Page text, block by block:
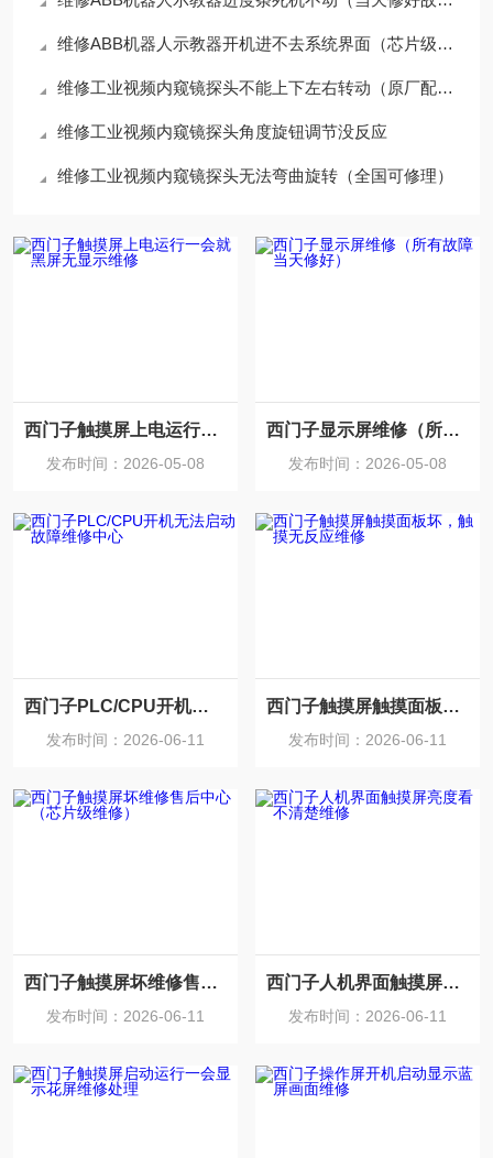
维修ABB机器人示教器开机进不去系统界面（芯片级修理）
维修工业视频内窥镜探头不能上下左右转动（原厂配件修理）
维修工业视频内窥镜探头角度旋钮调节没反应
维修工业视频内窥镜探头无法弯曲旋转（全国可修理）
西门子触摸屏上电运行一会就黑屏无显示维修
发布时间：2026-05-08
西门子显示屏维修（所有故障当天修好）
发布时间：2026-05-08
西门子PLC/CPU开机无法启动故障维修中心
发布时间：2026-06-11
西门子触摸屏触摸面板坏，触摸无反应维修
发布时间：2026-06-11
西门子触摸屏坏维修售后中心（芯片级维修）
发布时间：2026-06-11
西门子人机界面触摸屏亮度看不清楚维修
发布时间：2026-06-11